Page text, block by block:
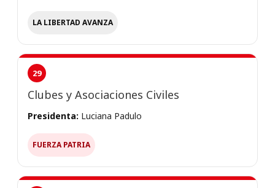
LA LIBERTAD AVANZA
29
Clubes y Asociaciones Civiles
Presidenta: Luciana Padulo
FUERZA PATRIA